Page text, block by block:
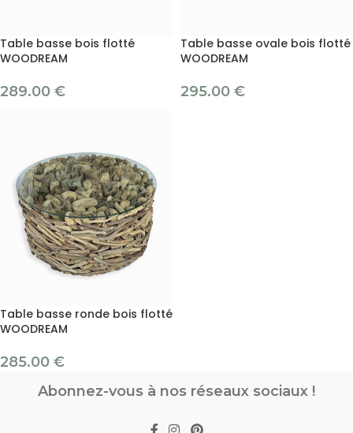
Table basse bois flotté
WOODREAM
289.00 €
Table basse ovale bois flotté
WOODREAM
295.00 €
Table basse ronde bois flotté
WOODREAM
285.00 €
Abonnez-vous à nos réseaux sociaux !